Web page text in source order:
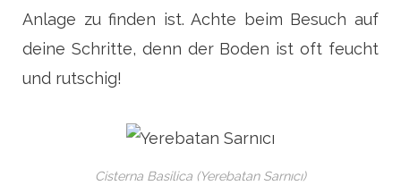
Anlage zu finden ist. Achte beim Besuch auf
deine Schritte, denn der Boden ist oft feucht
und rutschig!
Cisterna Basilica (Yerebatan Sarnıcı)